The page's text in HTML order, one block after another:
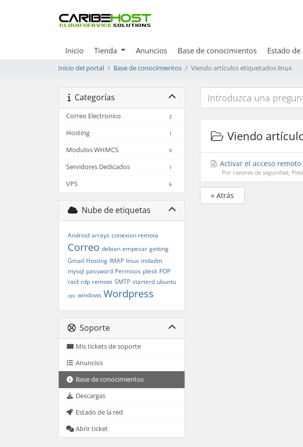
Inicio Tienda Anuncios Base de conocimientos Estado de
Inicio del portal Base de conocimientos Viendo artículos etiquetados linux
Categorías
Correo Electronico 2
Hosting 1
Modulos WHMCS 0
Servidores Dedicados 1
VPS 6
Nube de etiquetas
Android arrays conexion remota
Correo debian empezar getting
Gmail Hosting IMAP linux mdadm
mysql password Permisos plesk POP
raid rdp remote SMTP starterd ubuntu
vps windows Wordpress
Soporte
Mis tickets de soporte
Anuncios
Base de conocimientos
Descargas
Estado de la red
Abrir ticket
Viendo
Activar el acceso remoto
Por razones de seguridad,
« Atrás